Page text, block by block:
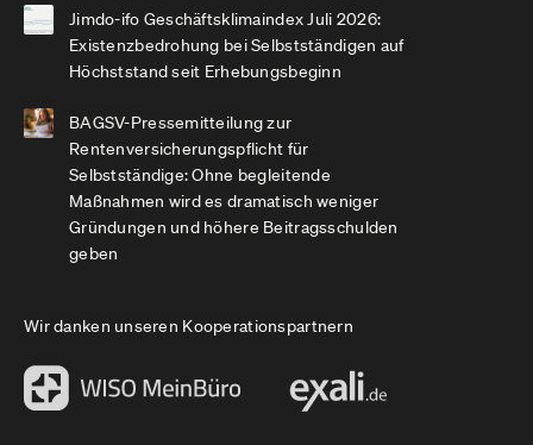
Jimdo-ifo Geschäftsklimaindex Juli 2026:
Existenzbedrohung bei Selbstständigen auf
Höchststand seit Erhebungsbeginn
BAGSV-Pressemitteilung zur
Rentenversicherungspflicht für
Selbstständige: Ohne begleitende
Maßnahmen wird es dramatisch weniger
Gründungen und höhere Beitragsschulden
geben
Wir danken unseren Kooperationspartnern